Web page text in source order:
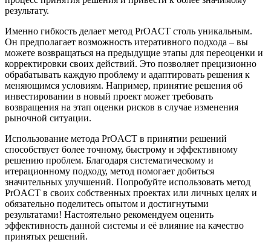
результату.
Именно гибкость делает метод PrOACT столь уникальным.
Он предполагает возможность итеративного подхода – вы
можете возвращаться на предыдущие этапы для переоценки и
корректировки своих действий. Это позволяет прецизионно
обрабатывать каждую проблему и адаптировать решения к
меняющимся условиям. Например, принятие решения об
инвестировании в новый проект может требовать
возвращения на этап оценки рисков в случае изменения
рыночной ситуации.
Использование метода PrOACT в принятии решений
способствует более точному, быстрому и эффективному
решению проблем. Благодаря систематическому и
итерационному подходу, метод помогает добиться
значительных улучшений. Попробуйте использовать метод
PrOACT в своих собственных проектах или личных целях и
обязательно поделитесь опытом и достигнутыми
результатами! Настоятельно рекомендуем оценить
эффективность данной системы и её влияние на качество
принятых решений.